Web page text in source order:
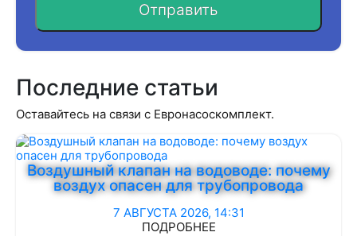
Отправить
Последние статьи
Оставайтесь на связи с Евронасоскомплект.
Воздушный клапан на водоводе: почему
воздух опасен для трубопровода
7 АВГУСТА 2026, 14:31
ПОДРОБНЕЕ